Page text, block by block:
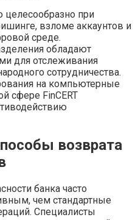
при
взломе аккаунтов и
среде.
обладают
для отслеживания
сотрудничества.
на компьютерные
сфере FinCERT
возврата
банка часто
чем стандартные
Специалисты